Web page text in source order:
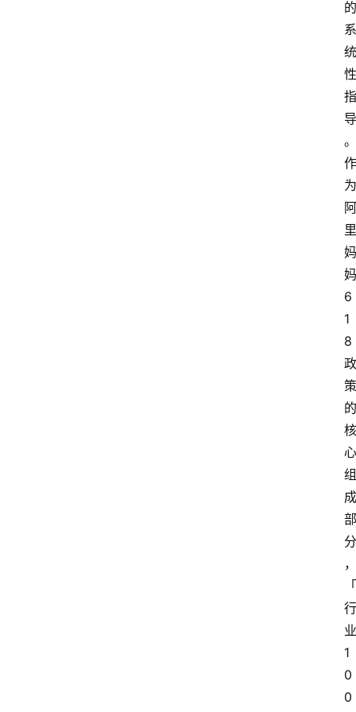
的
系
统
性
指
导
。
作
为
阿
里
妈
妈
6
1
8
政
策
的
核
心
组
成
部
分
，
「
行
业
1
0
0